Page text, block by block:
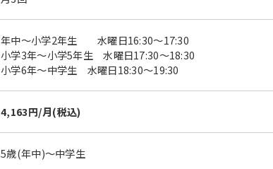
年中～小学2年生 水曜日16:30～17:30
小学3年～小学5年生 水曜日17:30～18:30
小学6年～中学生 水曜日18:30～19:30
4,163円/月(税込)
5歳(年中)～中学生